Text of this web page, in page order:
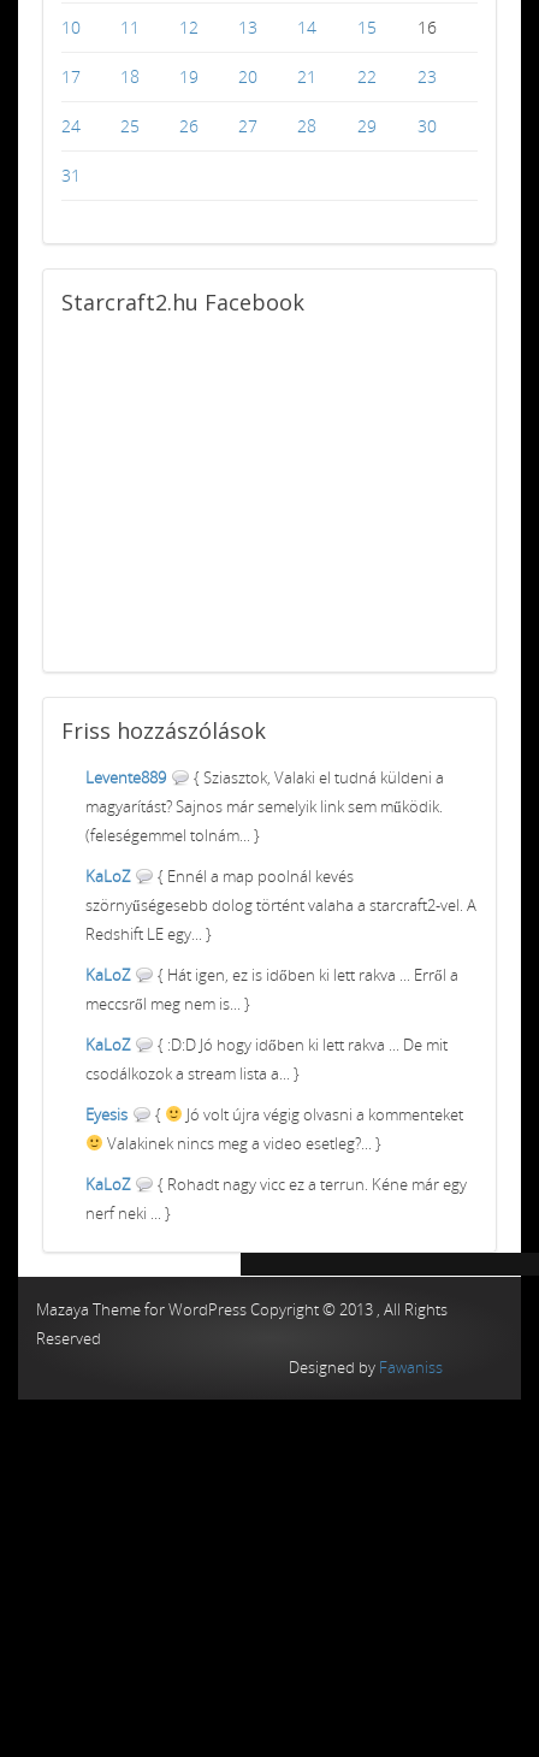
10 11 12 13 14 15 16
17 18 19 20 21 22 23
24 25 26 27 28 29 30
31
Starcraft2.hu Facebook
Friss hozzászólások
Levente889
{ Sziasztok, Valaki el tudná küldeni a
magyarítást? Sajnos már semelyik link sem működik.
(feleségemmel tolnám... }
KaLoZ
{ Ennél a map poolnál kevés
szörnyűségesebb dolog történt valaha a starcraft2-vel. A
Redshift LE egy... }
KaLoZ
{ Hát igen, ez is időben ki lett rakva ... Erről a
meccsről meg nem is... }
KaLoZ
{ :D:D Jó hogy időben ki lett rakva ... De mit
csodálkozok a stream lista a... }
Eyesis
{
Jó volt újra végig olvasni a kommenteket
Valakinek nincs meg a video esetleg?... }
KaLoZ
{ Rohadt nagy vicc ez a terrun. Kéne már egy
nerf neki ... }
Mazaya Theme for WordPress Copyright © 2013 , All Rights
Reserved
Designed by Fawaniss